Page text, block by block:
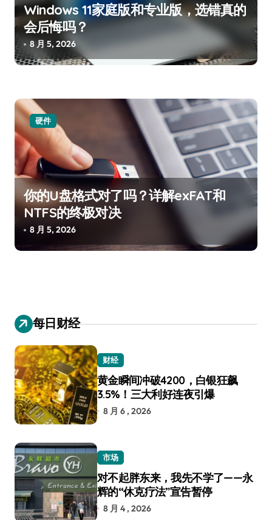
Windows 11家庭版和专业版，选错真的
会后悔吗？
8 月 5, 2026
硬件
你的U盘格式对了吗？详解exFAT和
NTFS的终极对决
8 月 5, 2026
每日财经
财经
黄金瞬间冲破4200，白银狂飙
3.5%！三大利好连夜引爆
8 月 6 , 2026
市场
对不起胖东来，我先不学了——永
辉的“休克疗法”宣告暂停
8 月 4 , 2026